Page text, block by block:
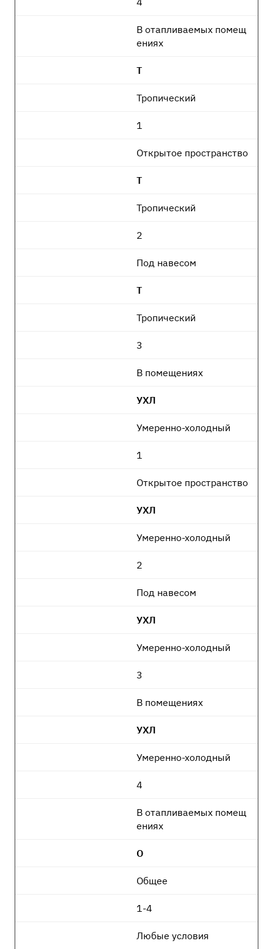
В отапливаемых помещ
ениях
Т
Тропический
1
Открытое пространство
Т
Тропический
2
Под навесом
Т
Тропический
3
В помещениях
УХЛ
Умеренно-холодный
1
Открытое пространство
УХЛ
Умеренно-холодный
2
Под навесом
УХЛ
Умеренно-холодный
3
В помещениях
УХЛ
Умеренно-холодный
4
В отапливаемых помещ
ениях
О
Общее
1-4
Любые условия